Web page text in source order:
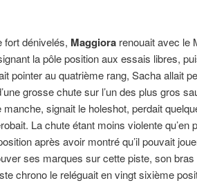
fort dénivelés, Maggiora renouait avec le
la pôle position aux essais libres,
pointer au quatrième rang, Sacha allait
grosse chute sur l’un des plus gros
signait le holeshot, perdait
La chute étant moins violente
après avoir montré qu’il pouvait
ses marques sur cette piste, son
chrono le reléguait en vingt sixième